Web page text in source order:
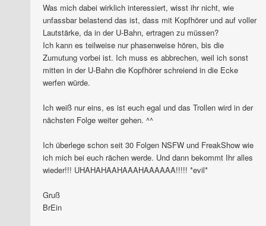
Was mich dabei wirklich interessiert, wisst ihr nicht, wie
unfassbar belastend das ist, dass mit Kopfhörer und auf voller
Lautstärke, da in der U-Bahn, ertragen zu müssen?
Ich kann es teilweise nur phasenweise hören, bis die
Zumutung vorbei ist. Ich muss es abbrechen, weil ich sonst
mitten in der U-Bahn die Kopfhörer schreiend in die Ecke
werfen würde.
Ich weiß nur eins, es ist euch egal und das Trollen wird in der
nächsten Folge weiter gehen. ^^
Ich überlege schon seit 30 Folgen NSFW und FreakShow wie
ich mich bei euch rächen werde. Und dann bekommt Ihr alles
wieder!!! UHAHAHAAHAAAHAAAAAA!!!!! *evil*
Gruß
BrEin